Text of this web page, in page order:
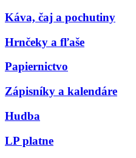
Káva, čaj a pochutiny
Hrnčeky a fľaše
Papiernictvo
Zápisníky a kalendáre
Hudba
LP platne